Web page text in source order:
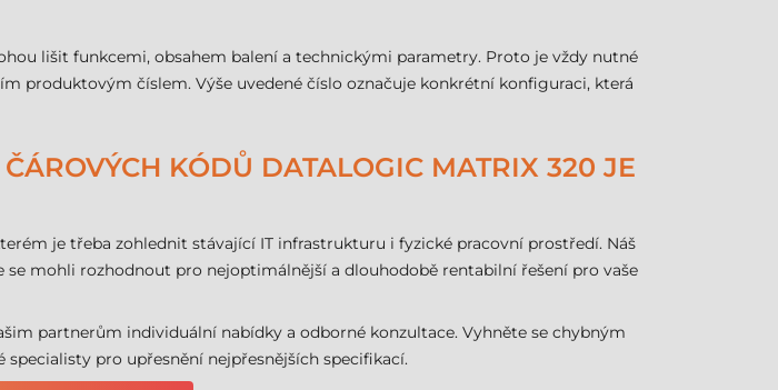
lišit funkcemi, obsahem balení a technickými parametry. Proto je vždy nutné
produktovým číslem. Výše uvedené číslo označuje konkrétní konfiguraci, která
KÓDŮ DATALOGIC MATRIX 320 JE
je třeba zohlednit stávající IT infrastrukturu i fyzické pracovní prostředí. Náš
mohli rozhodnout pro nejoptimálnější a dlouhodobě rentabilní řešení pro vaše
partnerům individuální nabídky a odborné konzultace. Vyhněte se chybným
pro upřesnění nejpřesnějších specifikací.